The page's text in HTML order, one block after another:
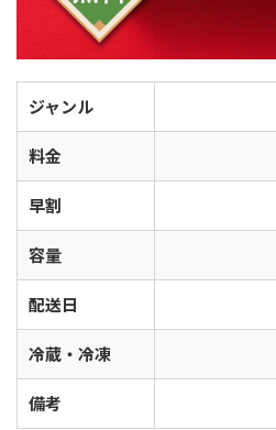
ジャンル
料金
早割
容量
配送日
冷蔵・冷凍
備考